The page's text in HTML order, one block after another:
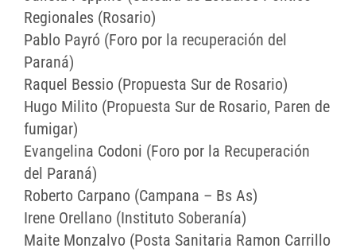
Regionales (Rosario)
Pablo Payró (Foro por la recuperación del
Paraná)
Raquel Bessio (Propuesta Sur de Rosario)
Hugo Milito (Propuesta Sur de Rosario, Paren de
fumigar)
Evangelina Codoni (Foro por la Recuperación
del Paraná)
Roberto Carpano (Campana – Bs As)
Irene Orellano (Instituto Soberanía)
Maite Monzalvo (Posta Sanitaria Ramon Carrillo